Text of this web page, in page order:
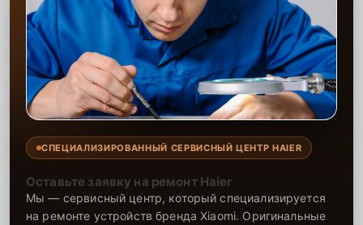
СПЕЦИАЛИЗИРОВАННЫЙ СЕРВИСНЫЙ ЦЕНТР HAIER
Оставьте заявку на ремонт Haier
Мы — сервисный центр, который специализируется
на ремонте устройств бренда Xiaomi. Оригинальные